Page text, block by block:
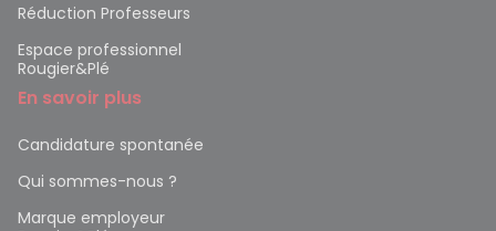
Réduction Professeurs
Espace professionnel
Rougier&Plé
En savoir plus
Candidature spontanée
Qui sommes-nous ?
Marque employeur